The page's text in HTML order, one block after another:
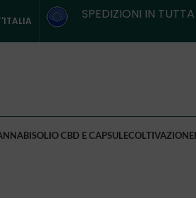
SPEDIZIONI IN
OLIO CBD E CAPSULECOLTIVAZIONE